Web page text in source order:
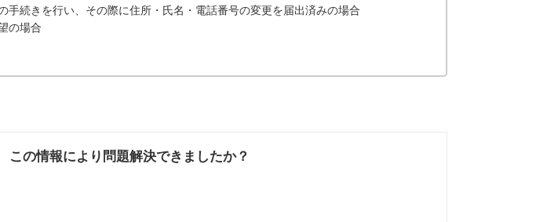
手続きを行い、その際に住所・氏名・電話番号の変更を届出済みの場合
の場合
この情報により問題解決できましたか？